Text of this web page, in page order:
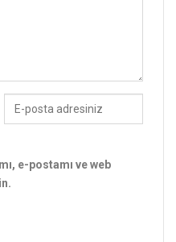
e-postamı ve web